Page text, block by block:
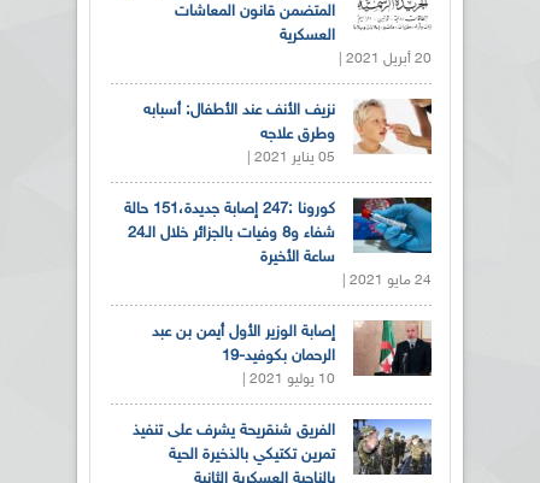
المتضمن قانون المعاشات
العسكرية
20 أبريل 2021 |
نزيف الأنف عند الأطفال: أسبابه
وطرق علاجه
05 يناير 2021 |
كورونا :247 إصابة جديدة،151 حالة
شفاء و8 وفيات بالجزائر خلال الـ24
ساعة الأخيرة
24 مايو 2021 |
إصابة الوزير الأول أيمن بن عبد
الرحمان بكوفيد-19
10 يوليو 2021 |
الفريق شنقريحة يشرف على تنفيذ
تمرين تكتيكي بالذخيرة الحية